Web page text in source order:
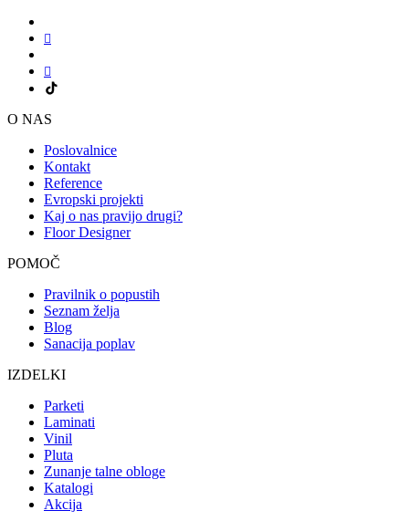
O NAS
Poslovalnice
Kontakt
Reference
Evropski projekti
Kaj o nas pravijo drugi?
Floor Designer
POMOČ
Pravilnik o popustih
Seznam želja
Blog
Sanacija poplav
IZDELKI
Parketi
Laminati
Vinil
Pluta
Zunanje talne obloge
Katalogi
Akcija